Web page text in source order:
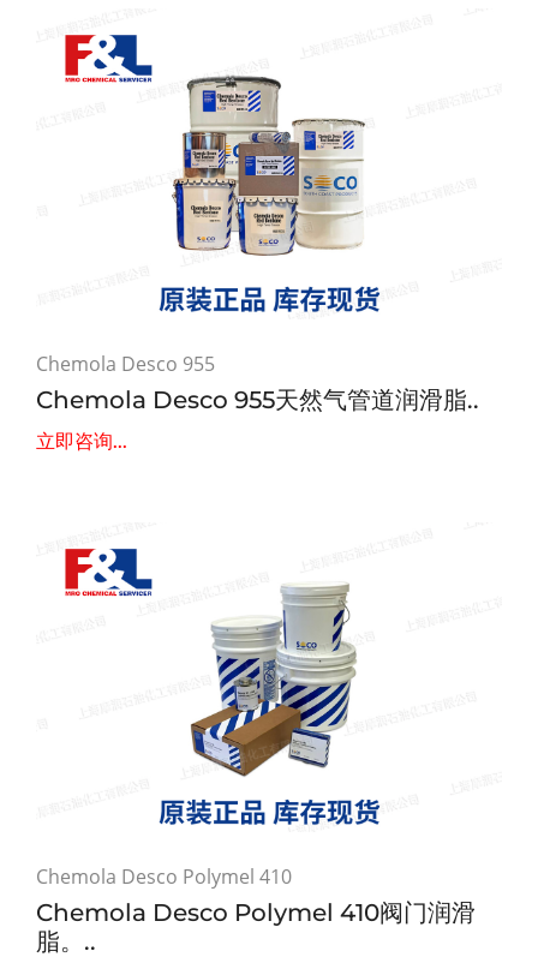
Chemola Desco 955
Chemola Desco 955天然气管道润滑脂..
立即咨询...
Chemola Desco Polymel 410
Chemola Desco Polymel 410阀门润滑
脂。..